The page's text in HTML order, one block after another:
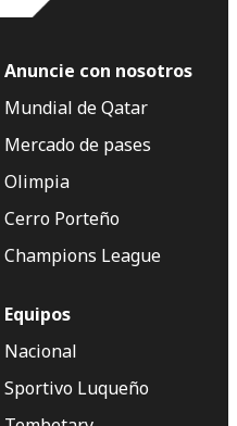
Anuncie con nosotros
Mundial de Qatar
Mercado de pases
Olimpia
Cerro Porteño
Champions League
Equipos
Nacional
Sportivo Luqueño